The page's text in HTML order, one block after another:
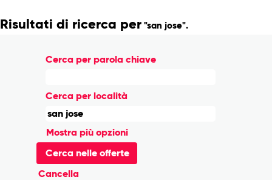
Risultati di ricerca per "san jose".
Cerca per parola chiave
Cerca per località
Mostra più opzioni
Cancella